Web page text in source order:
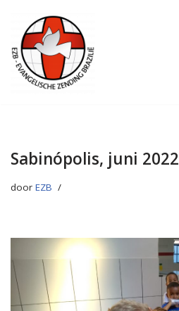
Ga
naar
de
inhoud
Sabinópolis, juni 2022
door EZB